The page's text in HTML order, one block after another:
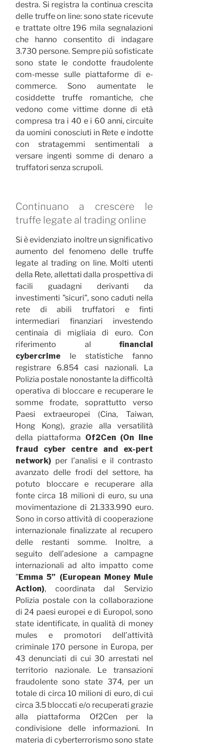
destra. Si registra la continua crescita
delle truffe on line: sono state ricevute
e trattate oltre 196 mila segnalazioni
che hanno consentito di indagare
3.730 persone. Sempre più sofisticate
sono state le condotte fraudolente
com-messe sulle piattaforme di e-
commerce. Sono aumentate le
cosiddette truffe romantiche, che
vedono come vittime donne di età
compresa tra i 40 e i 60 anni, circuite
da uomini conosciuti in Rete e indotte
con stratagemmi sentimentali a
versare ingenti somme di denaro a
truffatori senza scrupoli.
Continuano a crescere le
truffe legate al trading online
Si è evidenziato inoltre un significativo
aumento del fenomeno delle truffe
legate al trading on line. Molti utenti
della Rete, allettati dalla prospettiva di
facili guadagni derivanti da
investimenti ”sicuri”, sono caduti nella
rete di abili truffatori e finti
intermediari finanziari investendo
centinaia di migliaia di euro. Con
riferimento alfinancial
cybercrime le statistiche fanno
registrare 6.854 casi nazionali. La
Polizia postale nonostante la difficoltà
operativa di bloccare e recuperare le
somme frodate, soprattutto verso
Paesi extraeuropei (Cina, Taiwan,
Hong Kong), grazie alla versatilità
della piattaforma Of2Cen (On line
fraud cyber centre and ex-pert
network) per l’analisi e il contrasto
avanzato delle frodi del settore, ha
potuto bloccare e recuperare alla
fonte circa 18 milioni di euro, su una
movimentazione di 21.333.990 euro.
Sono in corso attività di cooperazione
internazionale finalizzate al recupero
delle restanti somme. Inoltre, a
seguito dell’adesione a campagne
internazionali ad alto impatto come
”Emma 5” (European Money Mule
Action), coordinata dal Servizio
Polizia postale con la collaborazione
di 24 paesi europei e di Europol, sono
state identificate, in qualità di money
mules e promotori dell’attività
criminale 170 persone in Europa, per
43 denunciati di cui 30 arrestati nel
territorio nazionale. Le transazioni
fraudolente sono state 374, per un
totale di circa 10 milioni di euro, di cui
circa 3.5 bloccati e/o recuperati grazie
alla piattaforma Of2Cen per la
condivisione delle informazioni. In
materia di cyberterrorismo sono state